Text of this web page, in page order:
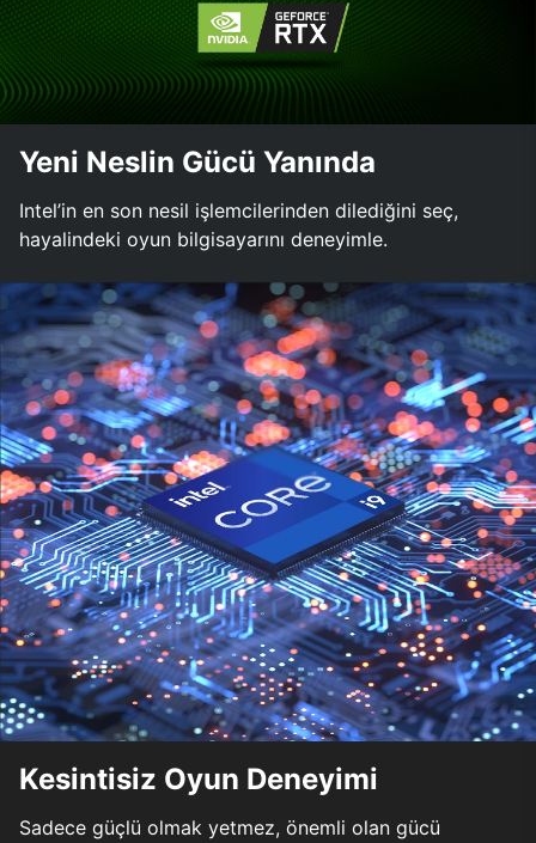
Yeni Neslin Gücü Yanında
Intel’in en son nesil işlemcilerinden dilediğini seç,
hayalindeki oyun bilgisayarını deneyimle.
Kesintisiz Oyun Deneyimi
Sadece güçlü olmak yetmez, önemli olan gücü